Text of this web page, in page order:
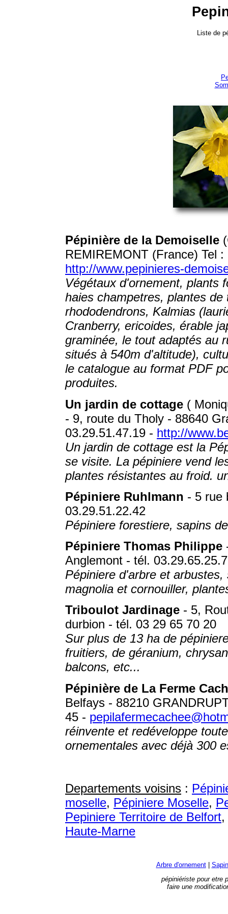
Liste de
Pépinière de la Demoiselle
REMIREMONT (France) Tel
http://www.pepinieres-
Végétaux d'ornement, plants
haies champetres, plantes
rhododendrons, Kalmias
Cranberry, ericoides, érable
graminée, le tout adaptés au
situés à 540m d'altitude),
le catalogue au format PDF
produites.
Un jardin de cottage (
- 9, route du Tholy - 88640
03.29.51.47.19 - http://
Un jardin de cottage est la
se visite. La pépiniere vend
plantes résistantes au froid.
Pépiniere Ruhlmann - 5 rue
03.29.51.22.42
Pépiniere forestiere, sapins
Pépiniere Thomas Philippe
Anglemont - tél.
Pépiniere d'arbre et
magnolia et cornouiller,
Triboulot Jardinage - 5,
durbion - tél. 03 29 65 70 20
Sur plus de 13 ha de
fruitiers, de géranium,
balcons, etc...
Pépinière de La Ferme
Belfays - 88210
45 -
réinvente et redéveloppe
ornementales avec déjà 300
Departements voisins :
moselle, Pépiniere Moselle,
Pepiniere Territoire de Belfort,
Haute-Marne
Arbre d'ornement|
pépiniériste pour etre
faire une